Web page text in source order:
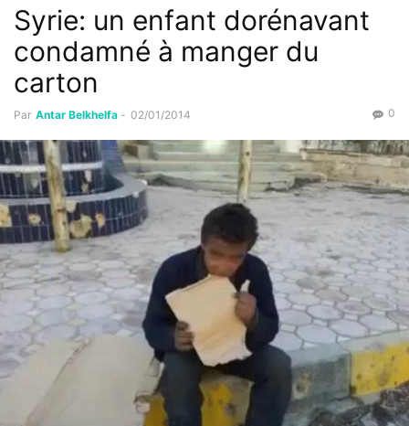
Syrie: un enfant dorénavant
condamné à manger du
carton
Par Antar Belkhelfa - 02/01/2014 0